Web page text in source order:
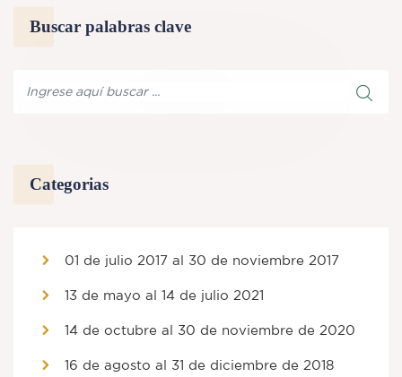
Buscar palabras clave
Categorias
01 de julio 2017 al 30 de noviembre 2017
13 de mayo al 14 de julio 2021
14 de octubre al 30 de noviembre de 2020
16 de agosto al 31 de diciembre de 2018